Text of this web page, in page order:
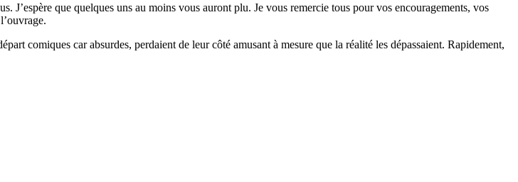
que quelques uns au moins vous auront plu. Je vous remercie tous pour vos encouragements, vos
comiques car absurdes, perdaient de leur côté amusant à mesure que la réalité les dépassaient. Rapidement,